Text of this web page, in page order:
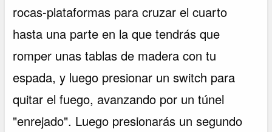
rocas-plataformas para cruzar el cuarto
hasta una parte en la que tendrás que
romper unas tablas de madera con tu
espada, y luego presionar un switch para
quitar el fuego, avanzando por un túnel
"enrejado". Luego presionarás un segundo